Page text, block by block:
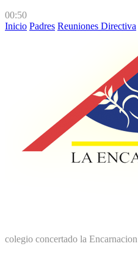
00:50
Inicio Padres Reuniones Directiva
colegio concertado la Encarnacion